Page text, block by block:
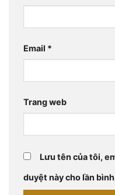
Email *
Trang web
Lưu tên của tôi,
duyệt này cho lần